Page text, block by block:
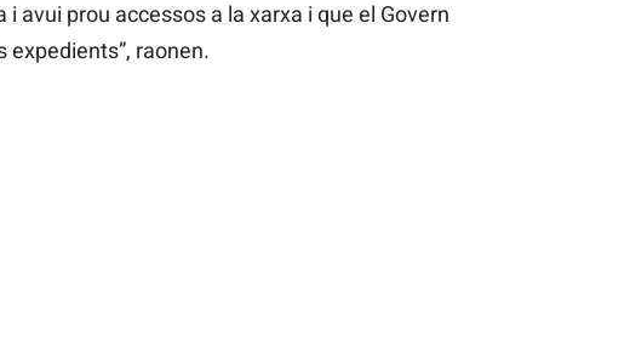
avui prou accessos a la xarxa i que el Govern
raonen.